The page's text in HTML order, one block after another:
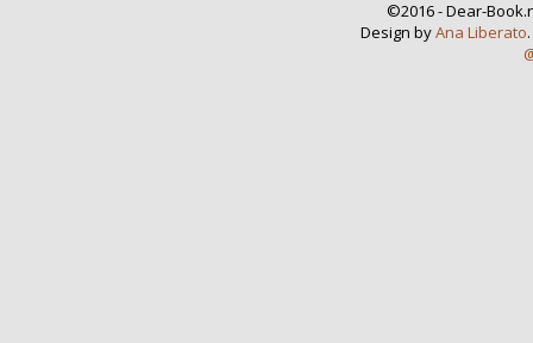
©2016 - Dear-
Design byAna Liberato